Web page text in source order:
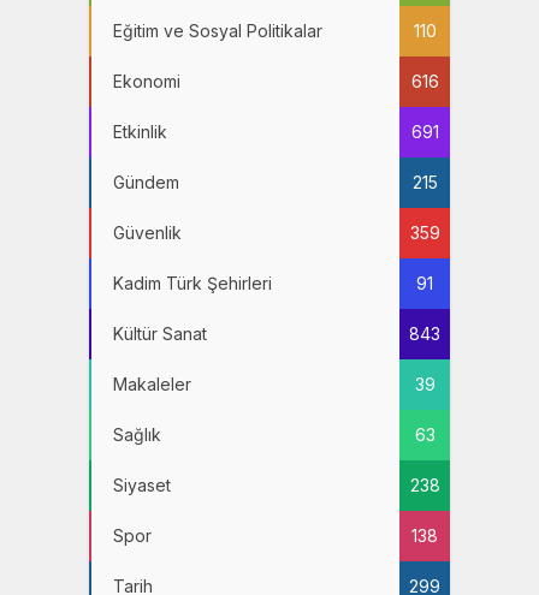
Eğitim ve Sosyal Politikalar 110
Ekonomi 616
Etkinlik 691
Gündem 215
Güvenlik 359
Kadim Türk Şehirleri 91
Kültür Sanat 843
Makaleler 39
Sağlık 63
Siyaset 238
Spor 138
Tarih 299